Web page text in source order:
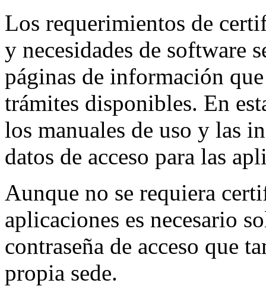
Los requerimientos de
y necesidades de software
páginas de información
trámites disponibles. En
los manuales de uso y las
datos de acceso para las
Aunque no se requiera
aplicaciones es necesario
contraseña de acceso que
propia sede.